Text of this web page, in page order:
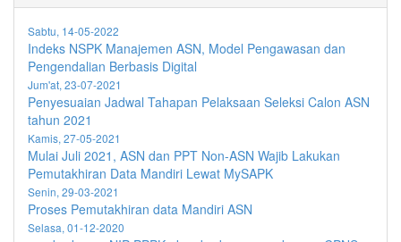
Sabtu, 14-05-2022
Indeks NSPK Manajemen ASN, Model Pengawasan dan
Pengendalian Berbasis Digital
Jum'at, 23-07-2021
Penyesuaian Jadwal Tahapan Pelaksaan Seleksi Calon ASN
tahun 2021
Kamis, 27-05-2021
Mulai Juli 2021, ASN dan PPT Non-ASN Wajib Lakukan
Pemutakhiran Data Mandiri Lewat MySAPK
Senin, 29-03-2021
Proses Pemutakhiran data Mandiri ASN
Selasa, 01-12-2020